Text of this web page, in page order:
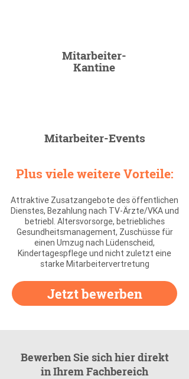
Plus viele weitere Vorteile:
Attraktive Zusatzangebote des öffentlichen
Dienstes, Bezahlung nach TV-Ärzte/VKA und
betriebl. Altersvorsorge, betriebliches
Gesundheitsmanagement, Zuschüsse für
einen Umzug nach Lüdenscheid,
Kindertagespflege und nicht zuletzt eine
starke Mitarbeitervertretung
Jetzt bewerben
Mitarbeiter-
Kantine
Mitarbeiter-Events
Bewerben Sie sich hier direkt
in Ihrem Fachbereich